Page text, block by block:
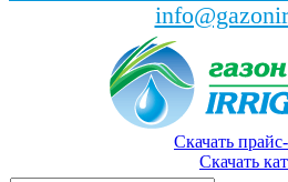
Скачать
Скачать